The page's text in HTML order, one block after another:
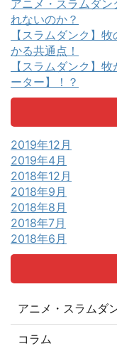
アニメ・スラムダ
れないのか？
【スラムダンク】
かる共通点！
【スラムダンク】
ーター】！？
2019年12月
2019年4月
2018年12月
2018年9月
2018年8月
2018年7月
2018年6月
アニメ・スラムダ
コラム